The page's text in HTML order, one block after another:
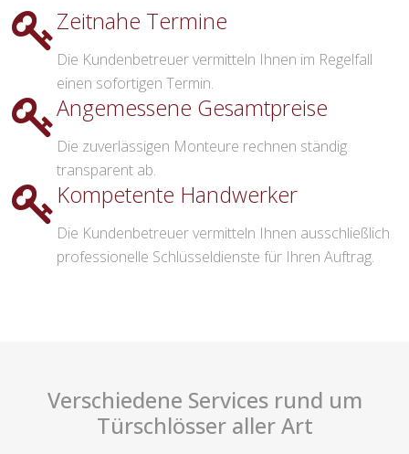
Zeitnahe Termine
Die Kundenbetreuer vermitteln Ihnen im Regelfall
einen sofortigen Termin.
Angemessene Gesamtpreise
Die zuverlässigen Monteure rechnen ständig
transparent ab.
Kompetente Handwerker
Die Kundenbetreuer vermitteln Ihnen ausschließlich
professionelle Schlüsseldienste für Ihren Auftrag.
Verschiedene Services rund um
Türschlösser aller Art